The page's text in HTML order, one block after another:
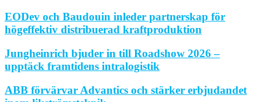
EODev och Baudouin inleder partnerskap för
högeffektiv distribuerad kraftproduktion
Jungheinrich bjuder in till Roadshow 2026 –
upptäck framtidens intralogistik
ABB förvärvar Advantics och stärker erbjudandet